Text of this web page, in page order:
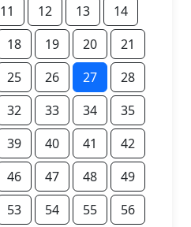
11 12 13
14
18 19 20
21
25 26 27
28
32 33 34
35
39 40 41
42
46 47 48
49
53 54 55
56